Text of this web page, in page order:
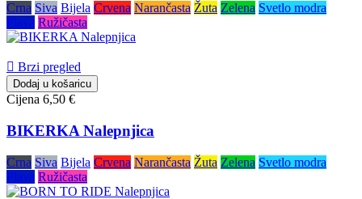
Crna Siva Bijela Crvena Narančasta Žuta Zelena Svetlo modra
Plava Ružičasta
 Brzi pregled
Dodaj u košaricu
Cijena 6,50 €
BIKERKA Nalepnjica
Crna Siva Bijela Crvena Narančasta Žuta Zelena Svetlo modra
Plava Ružičasta